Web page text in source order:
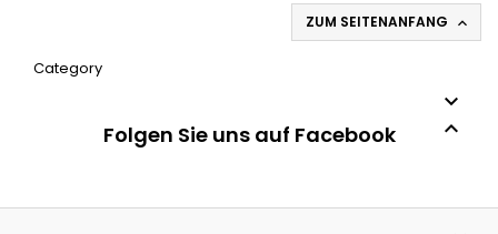
ZUM SEITENANFANG 
Category


Folgen Sie uns auf Facebook